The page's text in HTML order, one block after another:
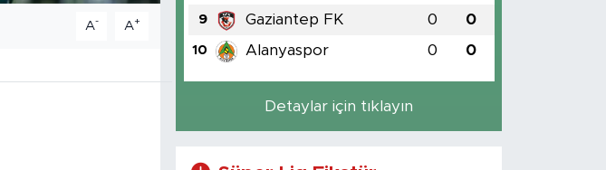
A- A+ 9 Gaziantep FK 0 0
10 Alanyaspor 0 0
Detaylar için tıklayın